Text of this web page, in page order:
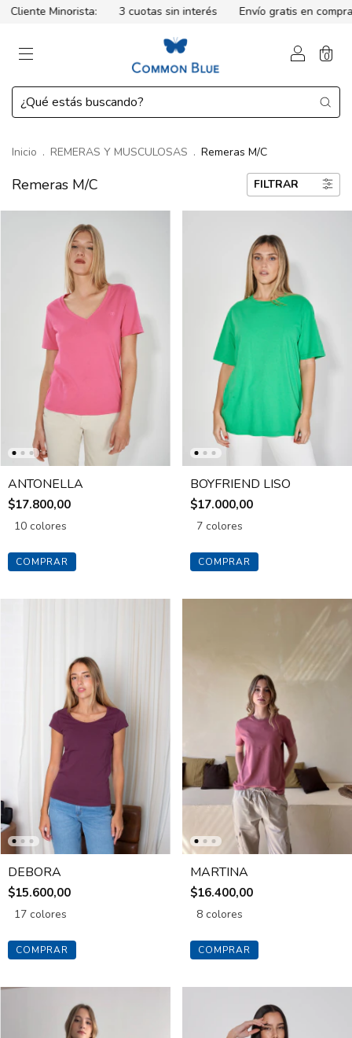
sin interés Envío gratis en compras mayores a $149.999
0
Inicio . REMERAS Y MUSCULOSAS . Remeras M/C
Remeras M/C FILTRAR
ANTONELLA
$17.800,00
10 colores
COMPRAR
BOYFRIEND LISO
$17.000,00
7 colores
COMPRAR
DEBORA
$15.600,00
17 colores
COMPRAR
MARTINA
$16.400,00
8 colores
COMPRAR